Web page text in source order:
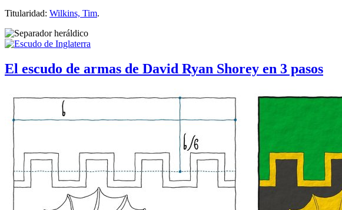
Titularidad: Wilkins, Tim.
El escudo de armas de David Ryan Shorey en 3 pasos